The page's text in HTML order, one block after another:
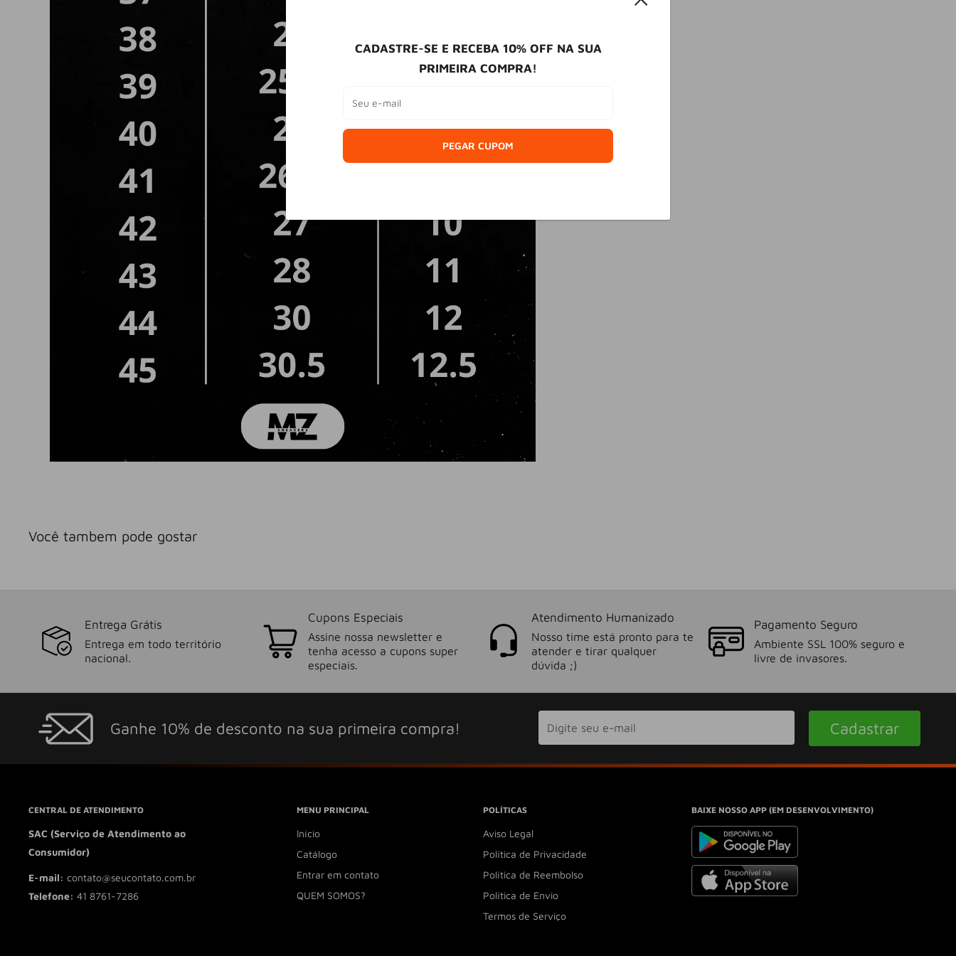
CADASTRE-SE E RECEBA 10% OFF NA SUA
PRIMEIRA COMPRA!
Seu e-mail
PEGAR CUPOM
Você tambem pode gostar
Entrega Grátis
Entrega em todo território
nacional.
Cupons Especiais
Assine nossa newsletter e
tenha acesso a cupons super
especiais.
Atendimento Humanizado
Nosso time está pronto para te
atender e tirar qualquer
dúvida ;)
Pagamento Seguro
Ambiente SSL 100% seguro e
livre de invasores.
Ganhe 10% de desconto na sua primeira compra! Cadastrar
CENTRAL DE ATENDIMENTO
SAC (Serviço de Atendimento ao
Consumidor)
E-mail: contato@seucontato.com.br
Telefone: 41 8761-7286
MENU PRINCIPAL
Início
Catálogo
Entrar em contato
QUEM SOMOS?
POLÍTICAS
Aviso Legal
Política de Privacidade
Política de Reembolso
Política de Envio
Termos de Serviço
BAIXE NOSSO APP (EM DESENVOLVIMENTO)